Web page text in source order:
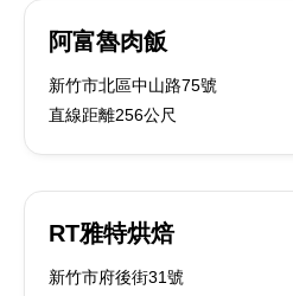
阿富魯肉飯
新竹市北區中山路75號
直線距離256公尺
RT雅特烘焙
新竹市府後街31號